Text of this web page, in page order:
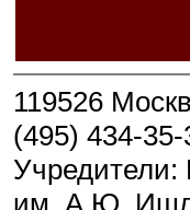
119526
(495) 434-35-
Учредители:
им. А.Ю.